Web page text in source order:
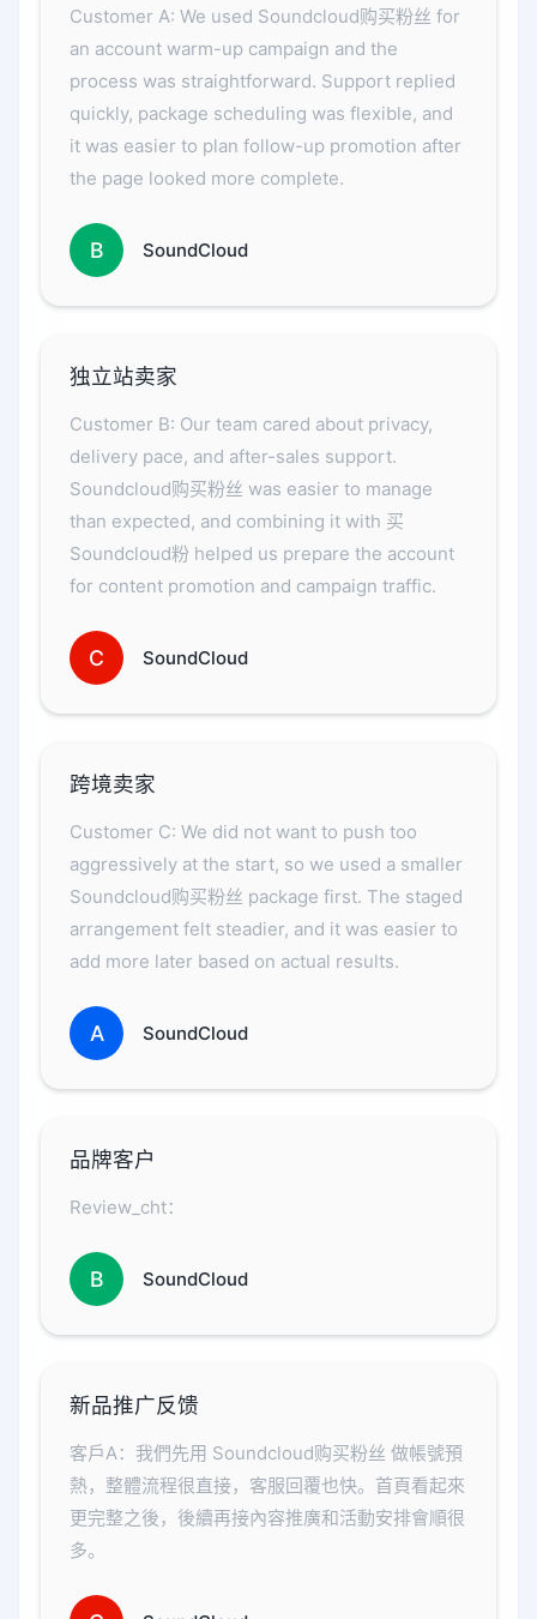
Customer A: We used Soundcloud购买粉丝 for
an account warm-up campaign and the
process was straightforward. Support replied
quickly, package scheduling was flexible, and
it was easier to plan follow-up promotion after
the page looked more complete.
B SoundCloud
独立站卖家
Customer B: Our team cared about privacy,
delivery pace, and after-sales support.
Soundcloud购买粉丝 was easier to manage
than expected, and combining it with 买
Soundcloud粉 helped us prepare the account
for content promotion and campaign traffic.
C SoundCloud
跨境卖家
Customer C: We did not want to push too
aggressively at the start, so we used a smaller
Soundcloud购买粉丝 package first. The staged
arrangement felt steadier, and it was easier to
add more later based on actual results.
A SoundCloud
品牌客户
Review_cht：
B SoundCloud
新品推广反馈
客戶A：我們先用 Soundcloud购买粉丝 做帳號預
熱，整體流程很直接，客服回覆也快。首頁看起來
更完整之後，後續再接內容推廣和活動安排會順很
多。